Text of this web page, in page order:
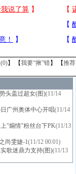
0)】 【我要“揪”错】 【推荐
头盖过超女(图)(11/14
广州奥体中心开唱(11/14
"煽情"粉丝台下PK(11/13
尚雯婕-1(11/12 00:01)
歌迷鼎力支持(图)(11/13